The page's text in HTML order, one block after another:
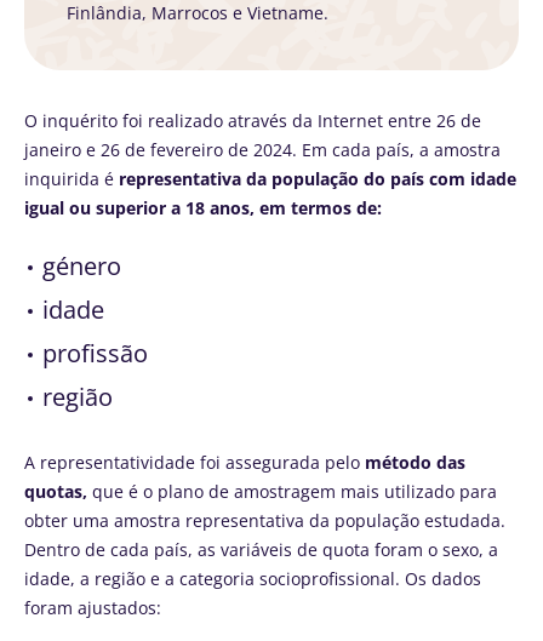
Finlândia, Marrocos e Vietname.
O inquérito foi realizado através da Internet entre 26 de
janeiro e 26 de fevereiro de 2024. Em cada país, a amostra
inquirida é representativa da população do país com idade
igual ou superior a 18 anos, em termos de:
género
idade
profissão
região
A representatividade foi assegurada pelo método das
quotas, que é o plano de amostragem mais utilizado para
obter uma amostra representativa da população estudada.
Dentro de cada país, as variáveis de quota foram o sexo, a
idade, a região e a categoria socioprofissional. Os dados
foram ajustados: